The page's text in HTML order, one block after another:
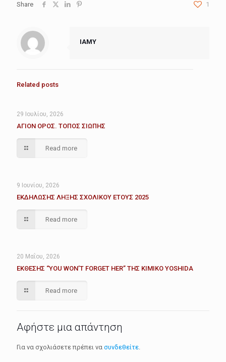
Share 1
IAMY
Related posts
29 Ιουλίου, 2026
ΑΓΙΟΝ ΟΡΟΣ. ΤΟΠΟΣ ΣΙΩΠΗΣ
Read more
9 Ιουνίου, 2026
ΕΚΔΗΛΩΣΗΣ ΛΗΞΗΣ ΣΧΟΛΙΚΟΥ ΕΤΟΥΣ 2025
Read more
20 Μαΐου, 2026
ΕΚΘΕΣΗΣ “YOU WON’T FORGET HER” ΤΗΣ KIMIKO YOSHIDA
Read more
Αφήστε μια απάντηση
Για να σχολιάσετε πρέπει να συνδεθείτε.